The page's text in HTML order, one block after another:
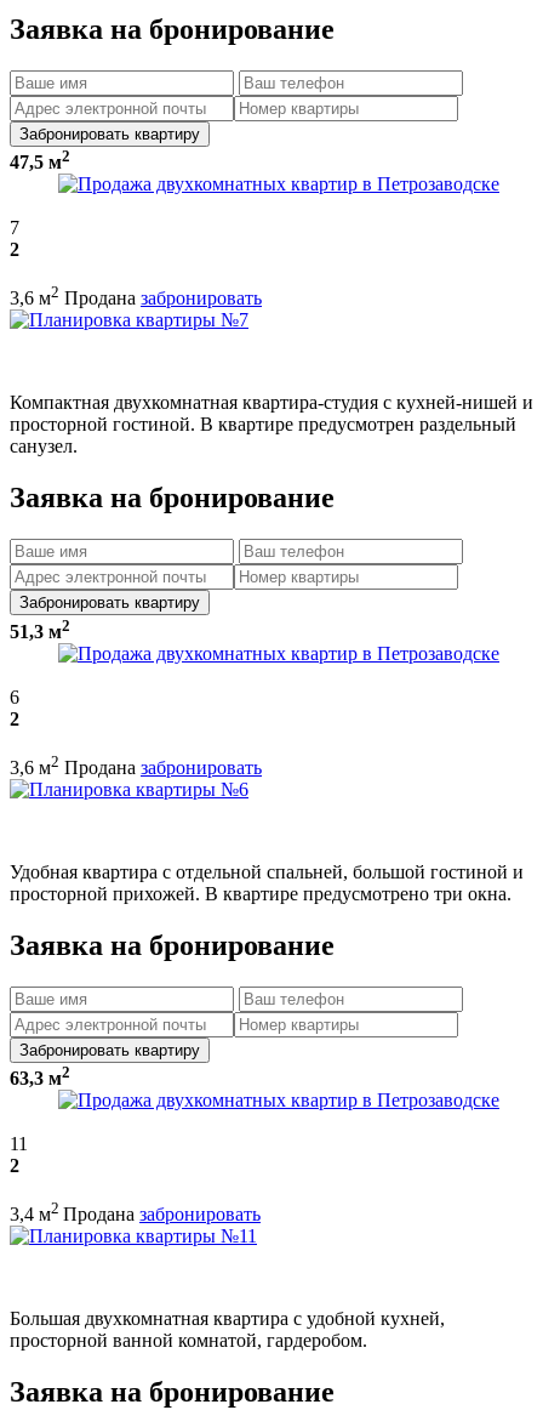
Заявка на бронирование
Забронировать квартиру
47,5 м2
7
2
3,6 м2 Продана забронировать
Компактная двухкомнатная квартира-студия с кухней-нишей и
просторной гостиной. В квартире предусмотрен раздельный
санузел.
Заявка на бронирование
Забронировать квартиру
51,3 м2
6
2
3,6 м2 Продана забронировать
Удобная квартира с отдельной спальней, большой гостиной и
просторной прихожей. В квартире предусмотрено три окна.
Заявка на бронирование
Забронировать квартиру
63,3 м2
11
2
3,4 м2 Продана забронировать
Большая двухкомнатная квартира с удобной кухней,
просторной ванной комнатой, гардеробом.
Заявка на бронирование